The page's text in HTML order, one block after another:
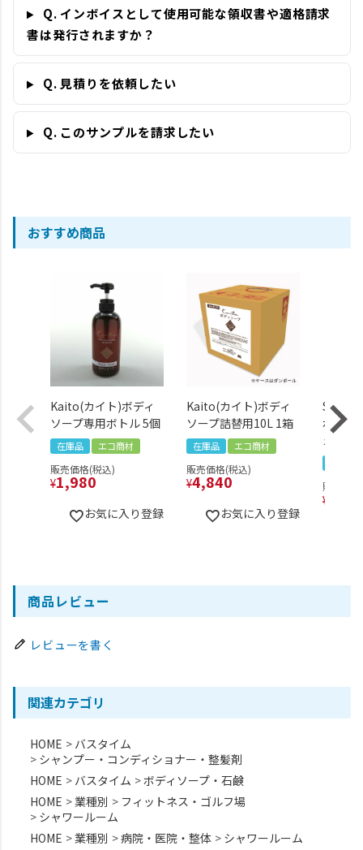
Q. インボイスとして使用可能な領収書や適格請求
書は発行されますか？
Q. 見積りを依頼したい
Q. このサンプルを請求したい
おすすめ商品
Kaito(カイト)ボディ
ソープ専用ボトル 5個
在庫品 エコ商材
販売価格(税込)
¥1,980
お気に入り登録
Kaito(カイト)ボディ
ソープ詰替用10L 1箱
在庫品 エコ商材
販売価格(税込)
¥4,840
お気に入り登録
ボディ
え用 1
販売価
¥
商品レビュー
レビューを書く
関連カテゴリ
HOME
バスタイム
シャンプー・コンディショナー・整髪剤
HOME
バスタイム
ボディソープ・石鹸
HOME
業種別
フィットネス・ゴルフ場
シャワールーム
HOME
業種別 病院・医院・整体
シャワールーム